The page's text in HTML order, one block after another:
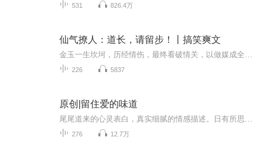
531 826.4万
仙气撩人：道长，请留步！丨搞笑爽文
226 5837
原创|留住爱的味道
276 12.7万